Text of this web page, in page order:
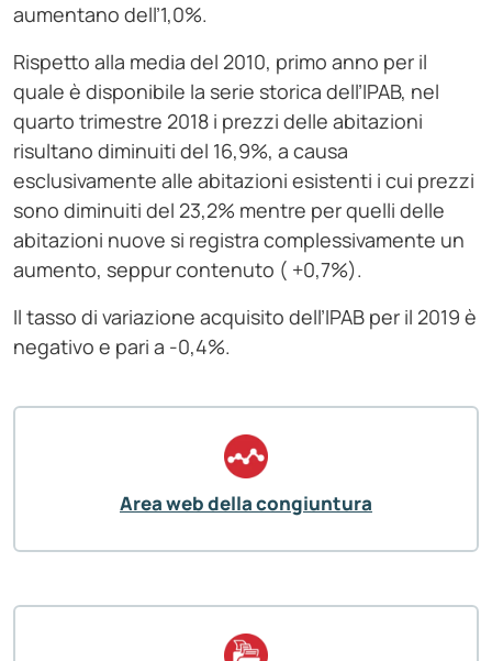
aumentano dell’1,0%.
Rispetto alla media del 2010, primo anno per il
quale è disponibile la serie storica dell’IPAB, nel
quarto trimestre 2018 i prezzi delle abitazioni
risultano diminuiti del 16,9%, a causa
esclusivamente alle abitazioni esistenti i cui prezzi
sono diminuiti del 23,2% mentre per quelli delle
abitazioni nuove si registra complessivamente un
aumento, seppur contenuto ( +0,7%).
Il tasso di variazione acquisito dell’IPAB per il 2019 è
negativo e pari a -0,4%.
Area web della congiuntura